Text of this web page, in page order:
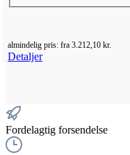
almindelig pris: fra 3.212,10 kr.
Detaljer
Fordelagtig forsendelse